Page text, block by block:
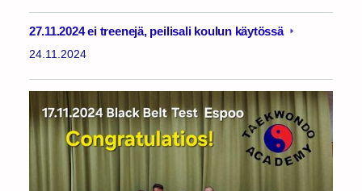
27.11.2024 ei treenejä, peilisali koulun käytössä
24.11.2024